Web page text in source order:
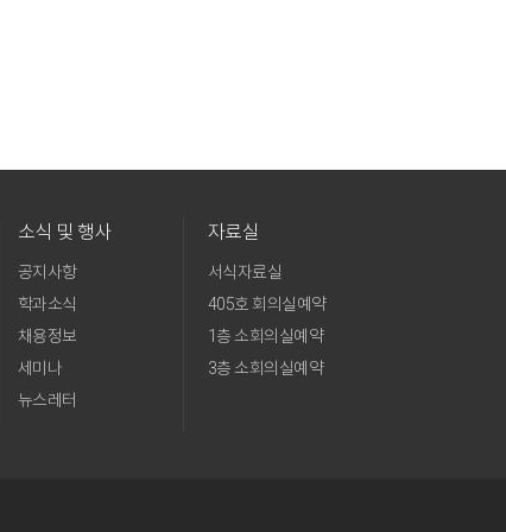
소식 및 행사
공지사항
학과소식
채용정보
세미나
뉴스레터
자료실
서식자료실
405호 회의실예약
1층 소회의실예약
3층 소회의실예약